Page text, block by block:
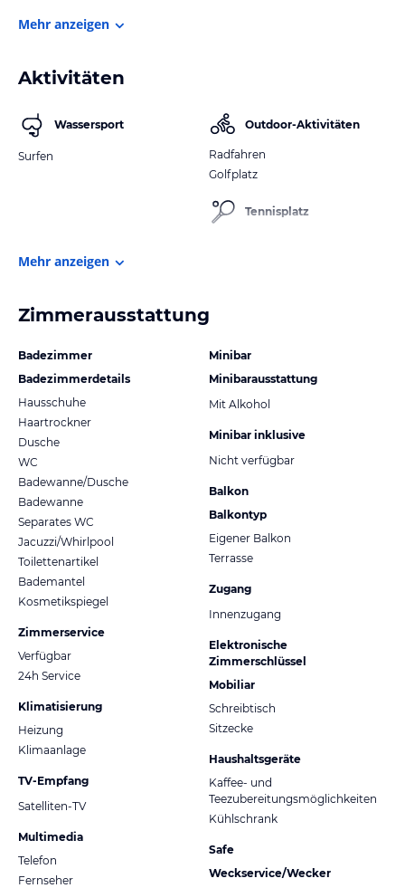
Mehr anzeigen
Aktivitäten
Wassersport
Surfen
Outdoor-Aktivitäten
Radfahren
Golfplatz
Tennisplatz
Mehr anzeigen
Zimmerausstattung
Badezimmer
Badezimmerdetails
Hausschuhe
Haartrockner
Dusche
WC
Badewanne/Dusche
Badewanne
Separates WC
Jacuzzi/Whirlpool
Toilettenartikel
Bademantel
Kosmetikspiegel
Zimmerservice
Verfügbar
24h Service
Klimatisierung
Heizung
Klimaanlage
TV-Empfang
Satelliten-TV
Multimedia
Telefon
Fernseher
Minibar
Minibarausstattung
Mit Alkohol
Minibar inklusive
Nicht verfügbar
Balkon
Balkontyp
Eigener Balkon
Terrasse
Zugang
Innenzugang
Elektronische
Zimmerschlüssel
Mobiliar
Schreibtisch
Sitzecke
Haushaltsgeräte
Kaffee- und
Teezubereitungsmöglichkeiten
Kühlschrank
Safe
Weckservice/Wecker